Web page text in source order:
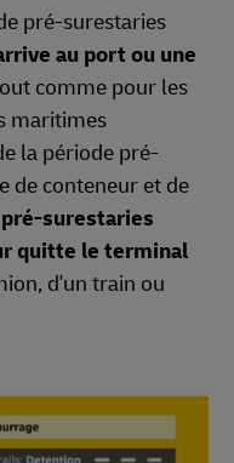
pré-surestaries
au port ou une
comme pour les
maritimes
la période pré-
de conteneur et de
surestaries
quitte le terminal
d'un train ou